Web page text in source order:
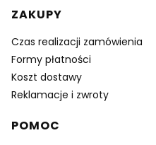
Linki w stopce
ZAKUPY
Czas realizacji zamówienia
Formy płatności
Koszt dostawy
Reklamacje i zwroty
POMOC